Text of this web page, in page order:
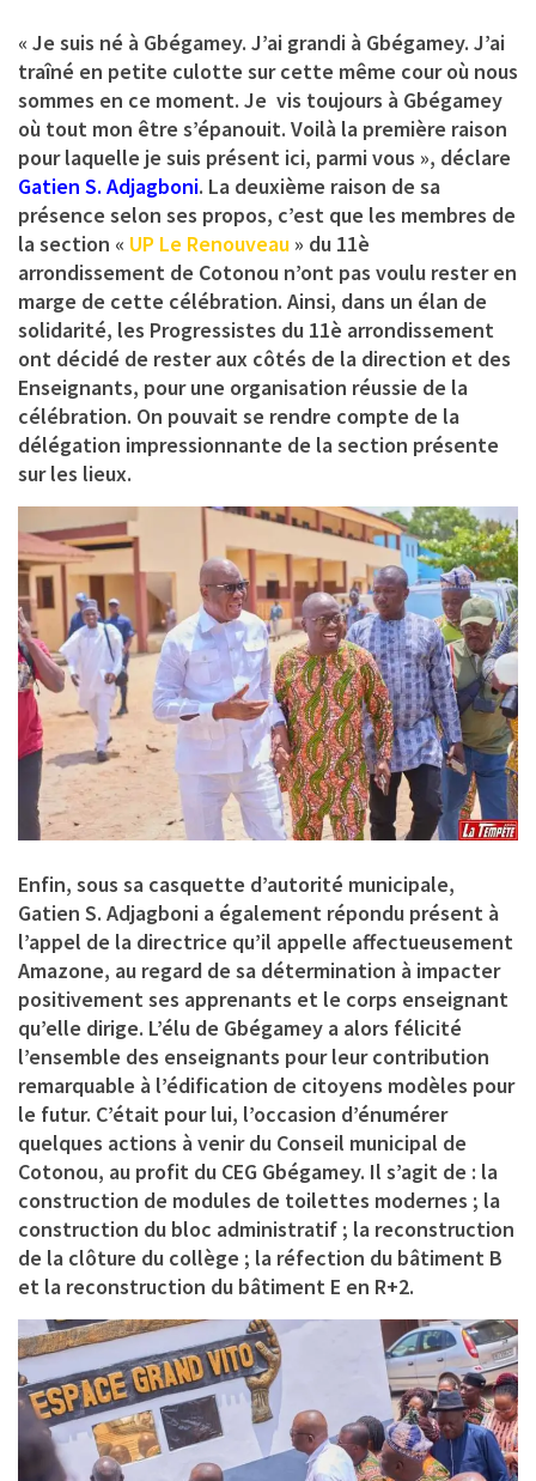
« Je suis né à Gbégamey. J’ai grandi à Gbégamey. J’ai
traîné en petite culotte sur cette même cour où nous
sommes en ce moment. Je vis toujours à Gbégamey
où tout mon être s’épanouit. Voilà la première raison
pour laquelle je suis présent ici, parmi vous », déclare
Gatien S. Adjagboni. La deuxième raison de sa
présence selon ses propos, c’est que les membres de
la section « UP Le Renouveau » du 11è
arrondissement de Cotonou n’ont pas voulu rester en
marge de cette célébration. Ainsi, dans un élan de
solidarité, les Progressistes du 11è arrondissement
ont décidé de rester aux côtés de la direction et des
Enseignants, pour une organisation réussie de la
célébration. On pouvait se rendre compte de la
délégation impressionnante de la section présente
sur les lieux.
Enfin, sous sa casquette d’autorité municipale,
Gatien S. Adjagboni a également répondu présent à
l’appel de la directrice qu’il appelle affectueusement
Amazone, au regard de sa détermination à impacter
positivement ses apprenants et le corps enseignant
qu’elle dirige. L’élu de Gbégamey a alors félicité
l’ensemble des enseignants pour leur contribution
remarquable à l’édification de citoyens modèles pour
le futur. C’était pour lui, l’occasion d’énumérer
quelques actions à venir du Conseil municipal de
Cotonou, au profit du CEG Gbégamey. Il s’agit de : la
construction de modules de toilettes modernes ; la
construction du bloc administratif ; la reconstruction
de la clôture du collège ; la réfection du bâtiment B
et la reconstruction du bâtiment E en R+2.